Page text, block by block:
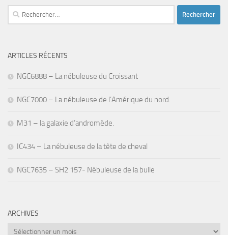
Rechercher :
ARTICLES RÉCENTS
NGC6888 – La nébuleuse du Croissant
NGC7000 – La nébuleuse de l’Amérique du nord.
M31 – la galaxie d’andromède.
IC434 – La nébuleuse de la tête de cheval
NGC7635 – SH2 157- Nébuleuse de la bulle
ARCHIVES
Archives